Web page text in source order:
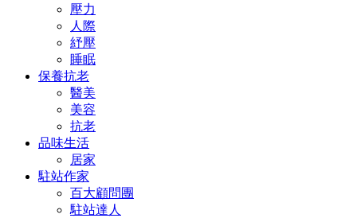
壓力
人際
紓壓
睡眠
保養抗老
醫美
美容
抗老
品味生活
居家
駐站作家
百大顧問團
駐站達人